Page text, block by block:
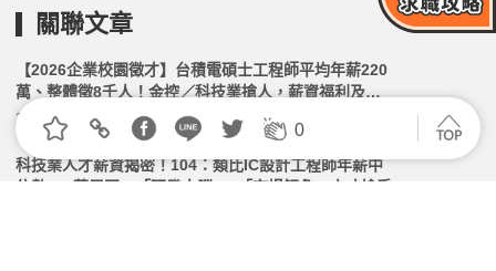
0
關聯文章
【2026企業校園徵才】台積電碩士工程師平均年薪220
萬、整體徵8千人！金控／科技業搶人，薪資福利及MA
計畫盤點
2026.03.10 | 104小編 | 27704觀看數
科技業人才薪資揭密！104：類比IC設計工程師年薪中
位數171萬居冠，「研發大腦」+「市場觸角」人才搶手